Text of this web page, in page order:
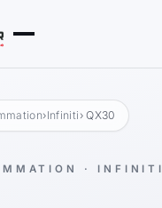
›Infiniti › QX30
· INFINITI